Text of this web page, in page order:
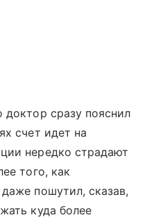
доктор сразу пояснил
счет идет на
нередко страдают
того, как
пошутил, сказав,
куда более